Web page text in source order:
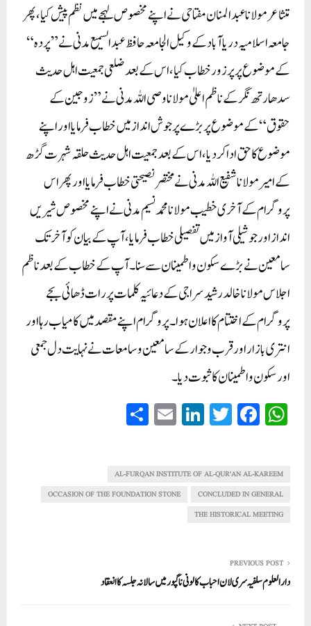
متشاعر مولانا عبد المنان مفتاحی نے اپنے مخصوص لہجے میں نظم پیش کیا، پھر
جامعہ اسلامیہ دریا آباد کے وکیل الجامعہ حافظ عبد السمیع مدنی نے ”پردہ“
کے موضوع پر پر زور خطاب کیا، اس کے بعد ضلعی جمعیت اہل حدیث
سدھارتھ نگر کے ناظم اعلیٰ مولانا وصی اللہ مدنی نے ”زوجین کے
حقوق“ کے موضوع پر بڑے پرجوش انداز میں خطاب فرمایا اور اپنے
موضوع کا حق ادا کر دیا، اس کے بعد جمعیت اہل حدیث حلقہ شہرت گڑھ
کے امیر مولانا شفیع اللہ مدنی نے مختصر نصیحتی خطاب فرمایا اور پھر اس
پروگرام کے آخری خطیب مولانا محمد نسیم مدنی نے اپنے مخصوص شیریں
انداز اور جوشیلی آواز میں تفصیلی خطاب فرمایا، آپ کے بیان کو آخر تک
سامعین نے بڑے سکون و اطمینان سے سنا۔ آپ کے خطاب کے بعد ناظم
اجلاس مولانا خالد رشید سراجی کے دعائیہ کلمات پر رات ڈھائی بجے
پروگرام کے اختتام کا اعلان ہوا۔ پروگرام اپنے مقصد میں کامیاب رہا اور
انتری بازار اور قرب و جوار کے سامعین و سامعات نے نہایت دل جمعی
اور سکون و اطمینان کا ثبوت دیا۔
W
ha
A
pp
Fa
ce
ok
T
wi
r
Li
nk
In
E
m
AL-FURQAN INSTITUTE OF AL-QUR'AN AL-KAREEM
CONCLUDED IN GENERAL
OCCASION OF THE FOUNDATION STONE
THE HISTORICAL MEETING
PREVIOUS POST
دارالعلوم سلفیہ سری لان احباب کالونی ناگپور میں سالانہ جلسہ کا انعقاد